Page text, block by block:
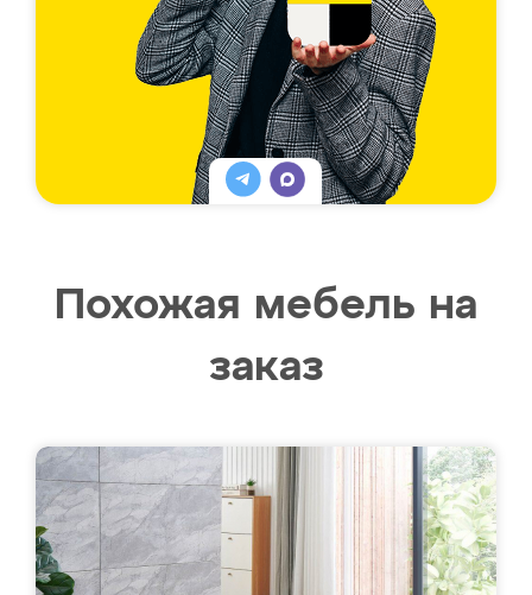
Похожая мебель на
заказ